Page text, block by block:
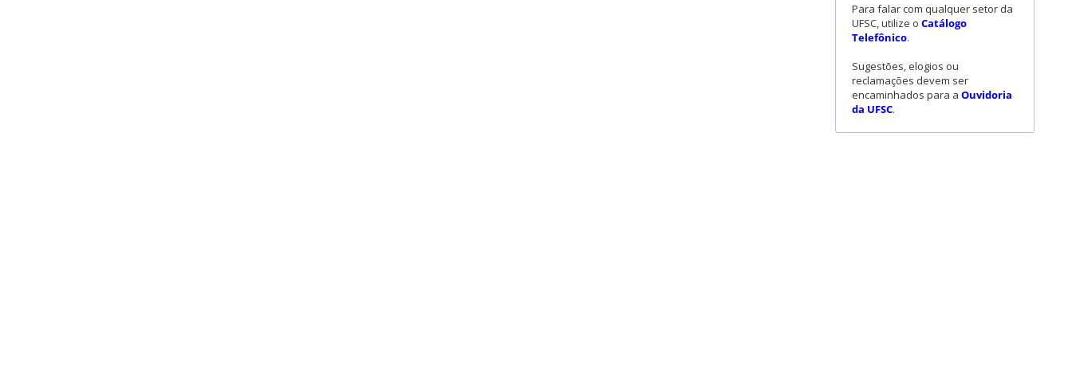
Para falar com qualquer setor da
UFSC, utilize o Catálogo
Telefônico.
Sugestões, elogios ou
reclamações devem ser
encaminhados para a Ouvidoria
da UFSC.